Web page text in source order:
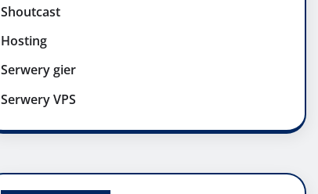
Shoutcast
Hosting
Serwery gier
Serwery VPS